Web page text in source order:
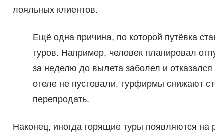
лояльных клиентов.
Ещё одна причина, по которой путёвка
туров. Например, человек планировал
за неделю до вылета заболел и
отеле не пустовали, турфирмы снижают
перепродать.
Наконец, иногда горящие туры появляются